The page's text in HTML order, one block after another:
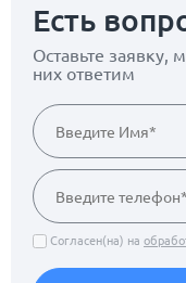
Есть
Оставьте заявку,
них ответим
Согласен(на) на